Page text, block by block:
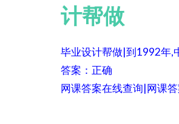
计帮做
毕业设计帮做|到1992年,
答案：正确
网课答案在线查询|网课